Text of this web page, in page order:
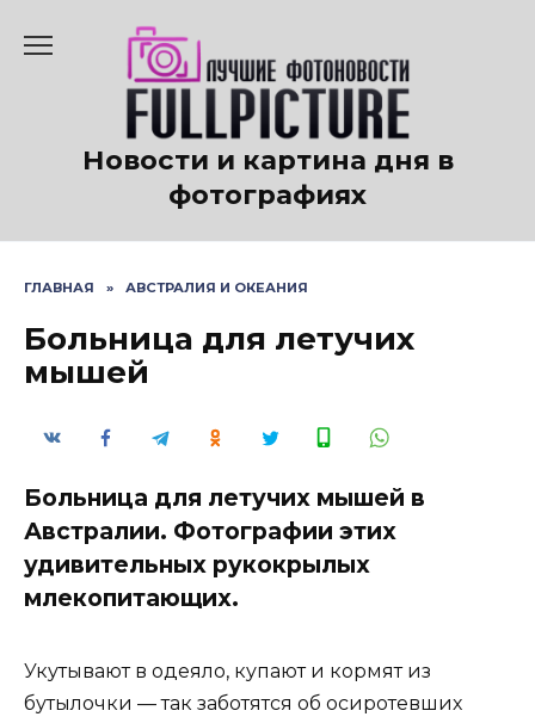
содержанию
Новости и картина дня в
фотографиях
ГЛАВНАЯ » АВСТРАЛИЯ И ОКЕАНИЯ
Больница для летучих
мышей
Больница для летучих мышей в
Австралии. Фотографии этих
удивительных рукокрылых
млекопитающих.
Укутывают в одеяло, купают и кормят из
бутылочки — так заботятся об осиротевших